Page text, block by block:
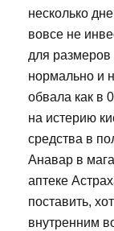
несколько
вовсе не
для размеров
нормально и
обвала как в
на истерию
средства в
Анавар в
аптеке
поставить,
внутренним